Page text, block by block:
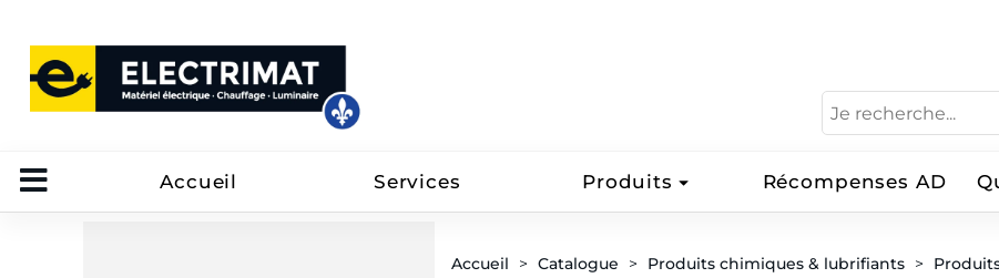
Accueil Services Produits Récompenses AD
Accueil Catalogue Produits chimiques & lubrifiants